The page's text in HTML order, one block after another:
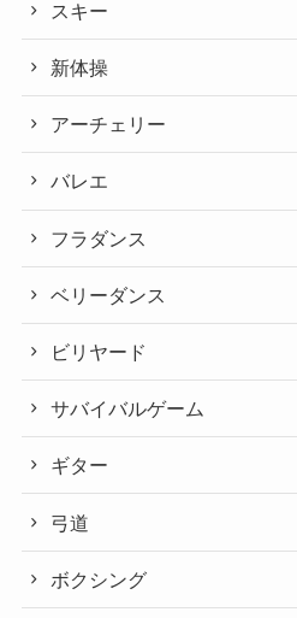
スキー
新体操
アーチェリー
バレエ
フラダンス
ベリーダンス
ビリヤード
サバイバルゲーム
ギター
弓道
ボクシング